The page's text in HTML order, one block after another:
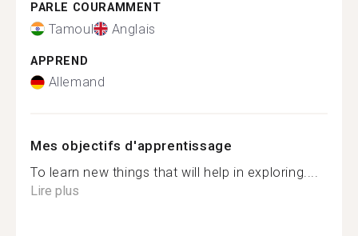
PARLE COURAMMENT
Tamoul Anglais
APPREND
Allemand
Mes objectifs d'apprentissage
To learn new things that will help in exploring....
Lire plus